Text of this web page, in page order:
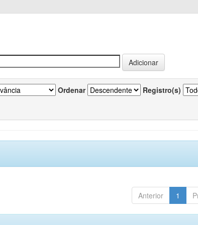
Ordenar Registro(s)
Anterior 1